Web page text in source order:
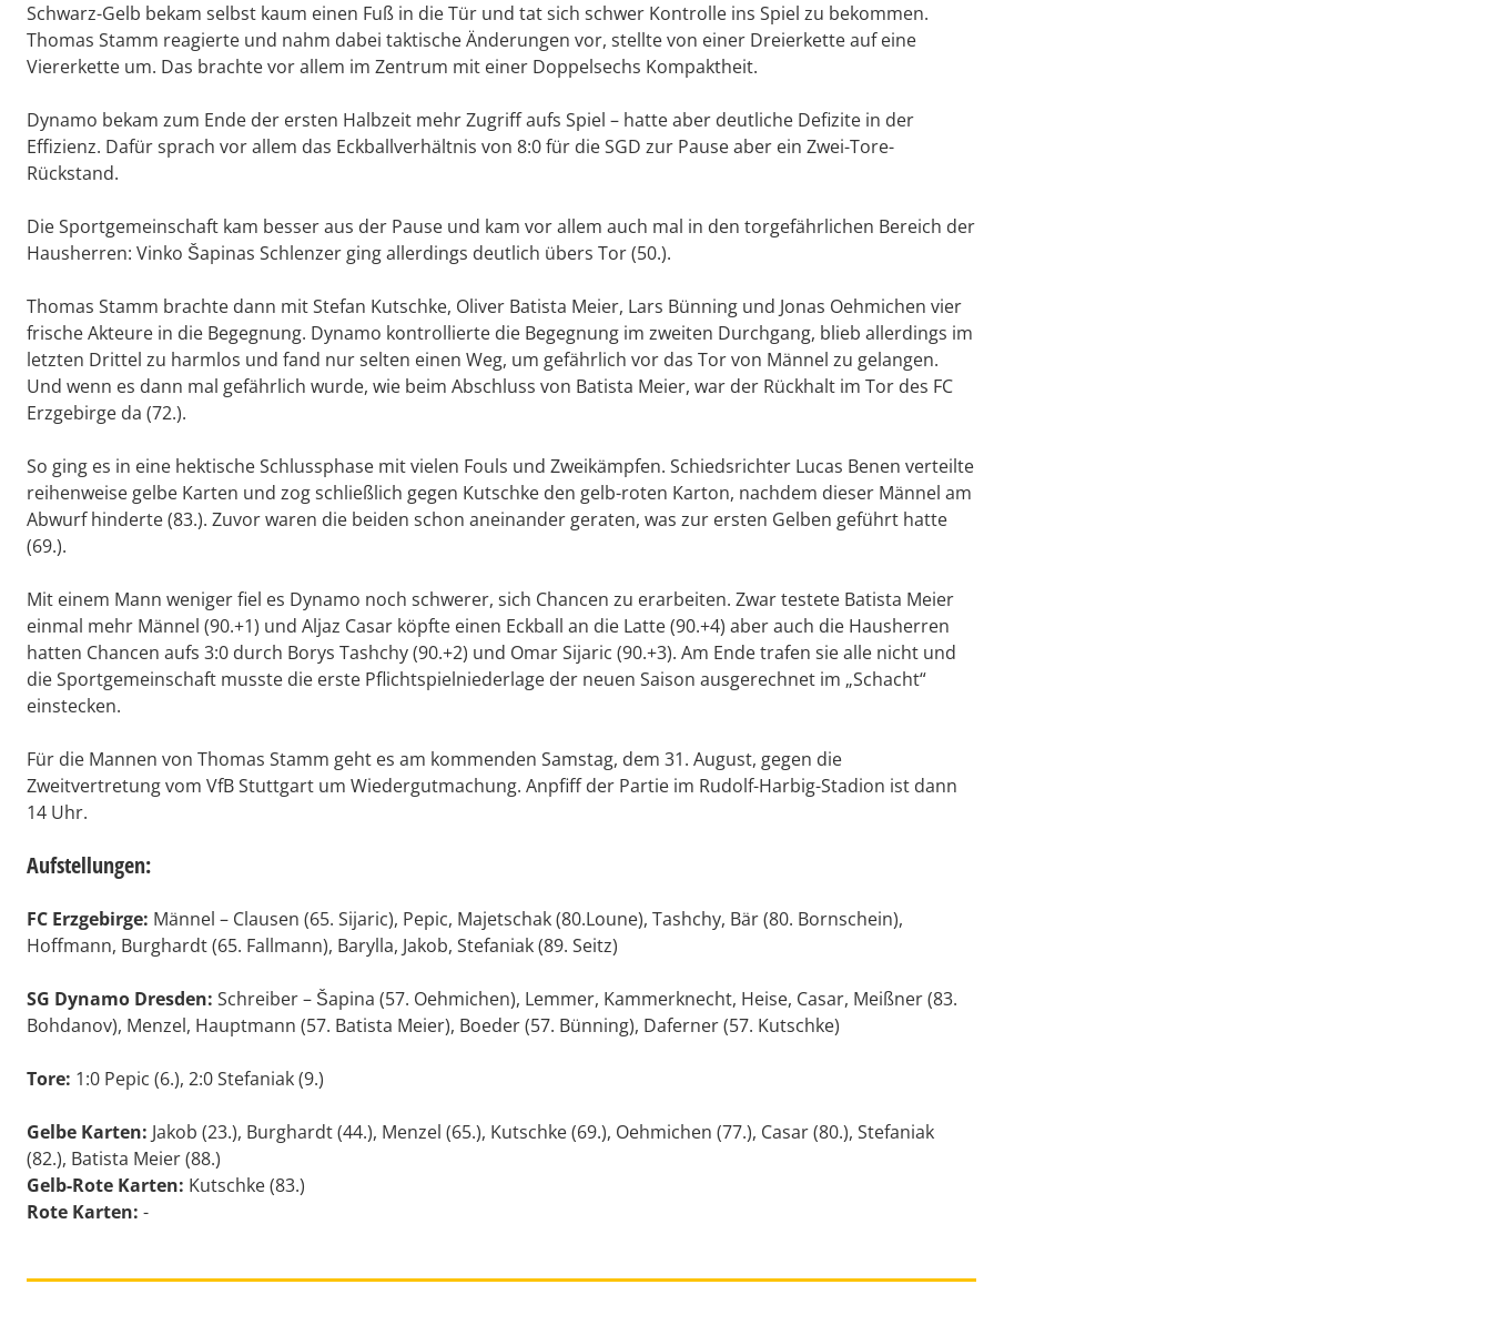
Schwarz-Gelb bekam selbst kaum einen Fuß in die Tür und tat sich schwer Kontrolle ins Spiel zu bekommen.
Thomas Stamm reagierte und nahm dabei taktische Änderungen vor, stellte von einer Dreierkette auf eine
Viererkette um. Das brachte vor allem im Zentrum mit einer Doppelsechs Kompaktheit.
Dynamo bekam zum Ende der ersten Halbzeit mehr Zugriff aufs Spiel – hatte aber deutliche Defizite in der
Effizienz. Dafür sprach vor allem das Eckballverhältnis von 8:0 für die SGD zur Pause aber ein Zwei-Tore-
Rückstand.
Die Sportgemeinschaft kam besser aus der Pause und kam vor allem auch mal in den torgefährlichen Bereich der
Hausherren: Vinko Šapinas Schlenzer ging allerdings deutlich übers Tor (50.).
Thomas Stamm brachte dann mit Stefan Kutschke, Oliver Batista Meier, Lars Bünning und Jonas Oehmichen vier
frische Akteure in die Begegnung. Dynamo kontrollierte die Begegnung im zweiten Durchgang, blieb allerdings im
letzten Drittel zu harmlos und fand nur selten einen Weg, um gefährlich vor das Tor von Männel zu gelangen.
Und wenn es dann mal gefährlich wurde, wie beim Abschluss von Batista Meier, war der Rückhalt im Tor des FC
Erzgebirge da (72.).
So ging es in eine hektische Schlussphase mit vielen Fouls und Zweikämpfen. Schiedsrichter Lucas Benen verteilte
reihenweise gelbe Karten und zog schließlich gegen Kutschke den gelb-roten Karton, nachdem dieser Männel am
Abwurf hinderte (83.). Zuvor waren die beiden schon aneinander geraten, was zur ersten Gelben geführt hatte
(69.).
Mit einem Mann weniger fiel es Dynamo noch schwerer, sich Chancen zu erarbeiten. Zwar testete Batista Meier
einmal mehr Männel (90.+1) und Aljaz Casar köpfte einen Eckball an die Latte (90.+4) aber auch die Hausherren
hatten Chancen aufs 3:0 durch Borys Tashchy (90.+2) und Omar Sijaric (90.+3). Am Ende trafen sie alle nicht und
die Sportgemeinschaft musste die erste Pflichtspielniederlage der neuen Saison ausgerechnet im „Schacht“
einstecken.
Für die Mannen von Thomas Stamm geht es am kommenden Samstag, dem 31. August, gegen die
Zweitvertretung vom VfB Stuttgart um Wiedergutmachung. Anpfiff der Partie im Rudolf-Harbig-Stadion ist dann
14 Uhr.
Aufstellungen:
FC Erzgebirge: Männel – Clausen (65. Sijaric), Pepic, Majetschak (80.Loune), Tashchy, Bär (80. Bornschein),
Hoffmann, Burghardt (65. Fallmann), Barylla, Jakob, Stefaniak (89. Seitz)
SG Dynamo Dresden: Schreiber – Šapina (57. Oehmichen), Lemmer, Kammerknecht, Heise, Casar, Meißner (83.
Bohdanov), Menzel, Hauptmann (57. Batista Meier), Boeder (57. Bünning), Daferner (57. Kutschke)
Tore: 1:0 Pepic (6.), 2:0 Stefaniak (9.)
Gelbe Karten: Jakob (23.), Burghardt (44.), Menzel (65.), Kutschke (69.), Oehmichen (77.), Casar (80.), Stefaniak
(82.), Batista Meier (88.)
Gelb-Rote Karten: Kutschke (83.)
Rote Karten: -